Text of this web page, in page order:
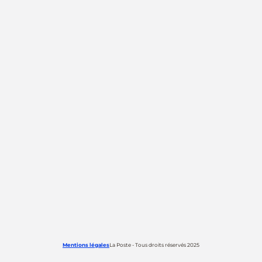
Mentions légalesLa Poste - Tous droits réservés 2025